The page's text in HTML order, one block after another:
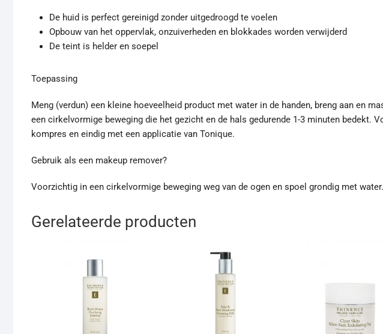
De huid is perfect gereinigd zonder uitgedroogd te voelen
Opbouw van het oppervlak, onzuiverheden en blokkades worden verwijderd
De teint is helder en soepel
Toepassing
Meng (verdun) een kleine hoeveelheid product met water in de handen, breng aan en
een cirkelvormige beweging die het gezicht en de hals gedurende 1-3 minuten bedekt.
kompres en eindig met een applicatie van Tonique.
Gebruik als een makeup remover?
Voorzichtig in een cirkelvormige beweging weg van de ogen en spoel grondig met water.
Gerelateerde producten